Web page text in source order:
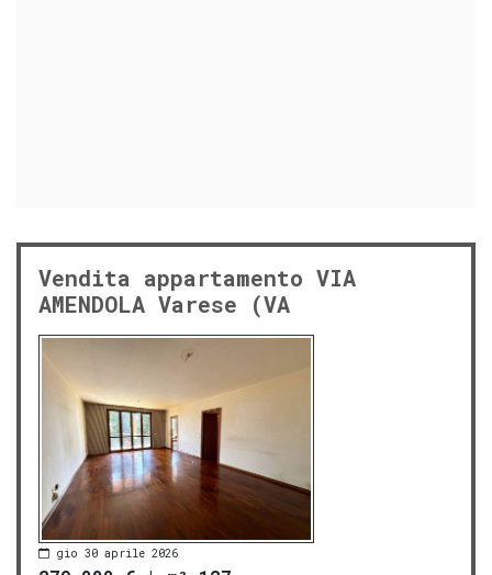
Vendita appartamento VIA
AMENDOLA Varese (VA
gio 30 aprile 2026